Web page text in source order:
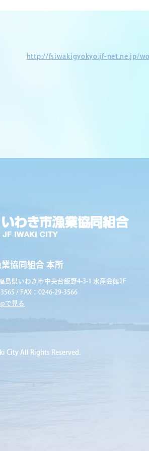
http://fsiwakigyokyo.jf-net.ne.jp/
協同組合 本所
島県いわき市中央台飯野4-3-1 水産会館2F
/ FAX：0246-29-3566
で見る
City All Rights Reserved.